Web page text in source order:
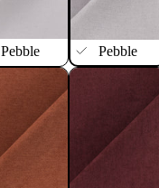
Pebble Pebble